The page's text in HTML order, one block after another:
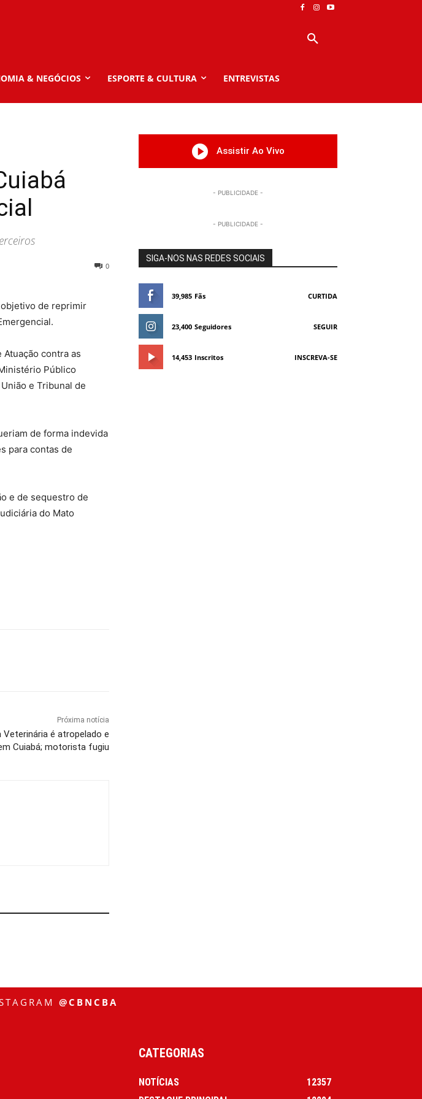
& NEGÓCIOS ESPORTE & CULTURA ENTREVISTAS
0
objetivo de reprimir
contra as
Público
e Tribunal de
de forma indevida
para contas de
e de sequestro de
do Mato
Próxima notícia
Veterinária é atropelado e
Cuiabá; motorista fugiu
Assistir Ao Vivo
- PUBLICIDADE -
- PUBLICIDADE -
SIGA-NOS NAS REDES SOCIAIS
39,985 Fãs CURTIDA
23,400 Seguidores SEGUIR
14,453 Inscritos INSCREVA-SE
@CBNCBA
CATEGORIAS
NOTÍCIAS
12357